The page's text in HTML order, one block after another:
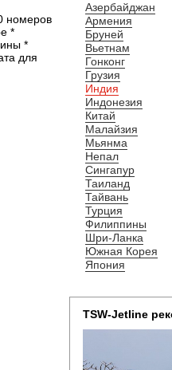
номеров
*
*
для
Азербайджан
Армения
Бруней
Вьетнам
Гонконг
Грузия
Индия
Индонезия
Китай
Малайзия
Мьянма
Непал
Сингапур
Таиланд
Тайвань
Турция
Филиппины
Шри-Ланка
Южная Корея
Япония
TSW-Jetline